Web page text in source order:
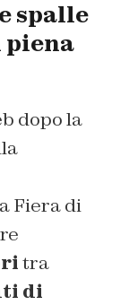
spalle
piena
dopo la
Fiera di
tra
di